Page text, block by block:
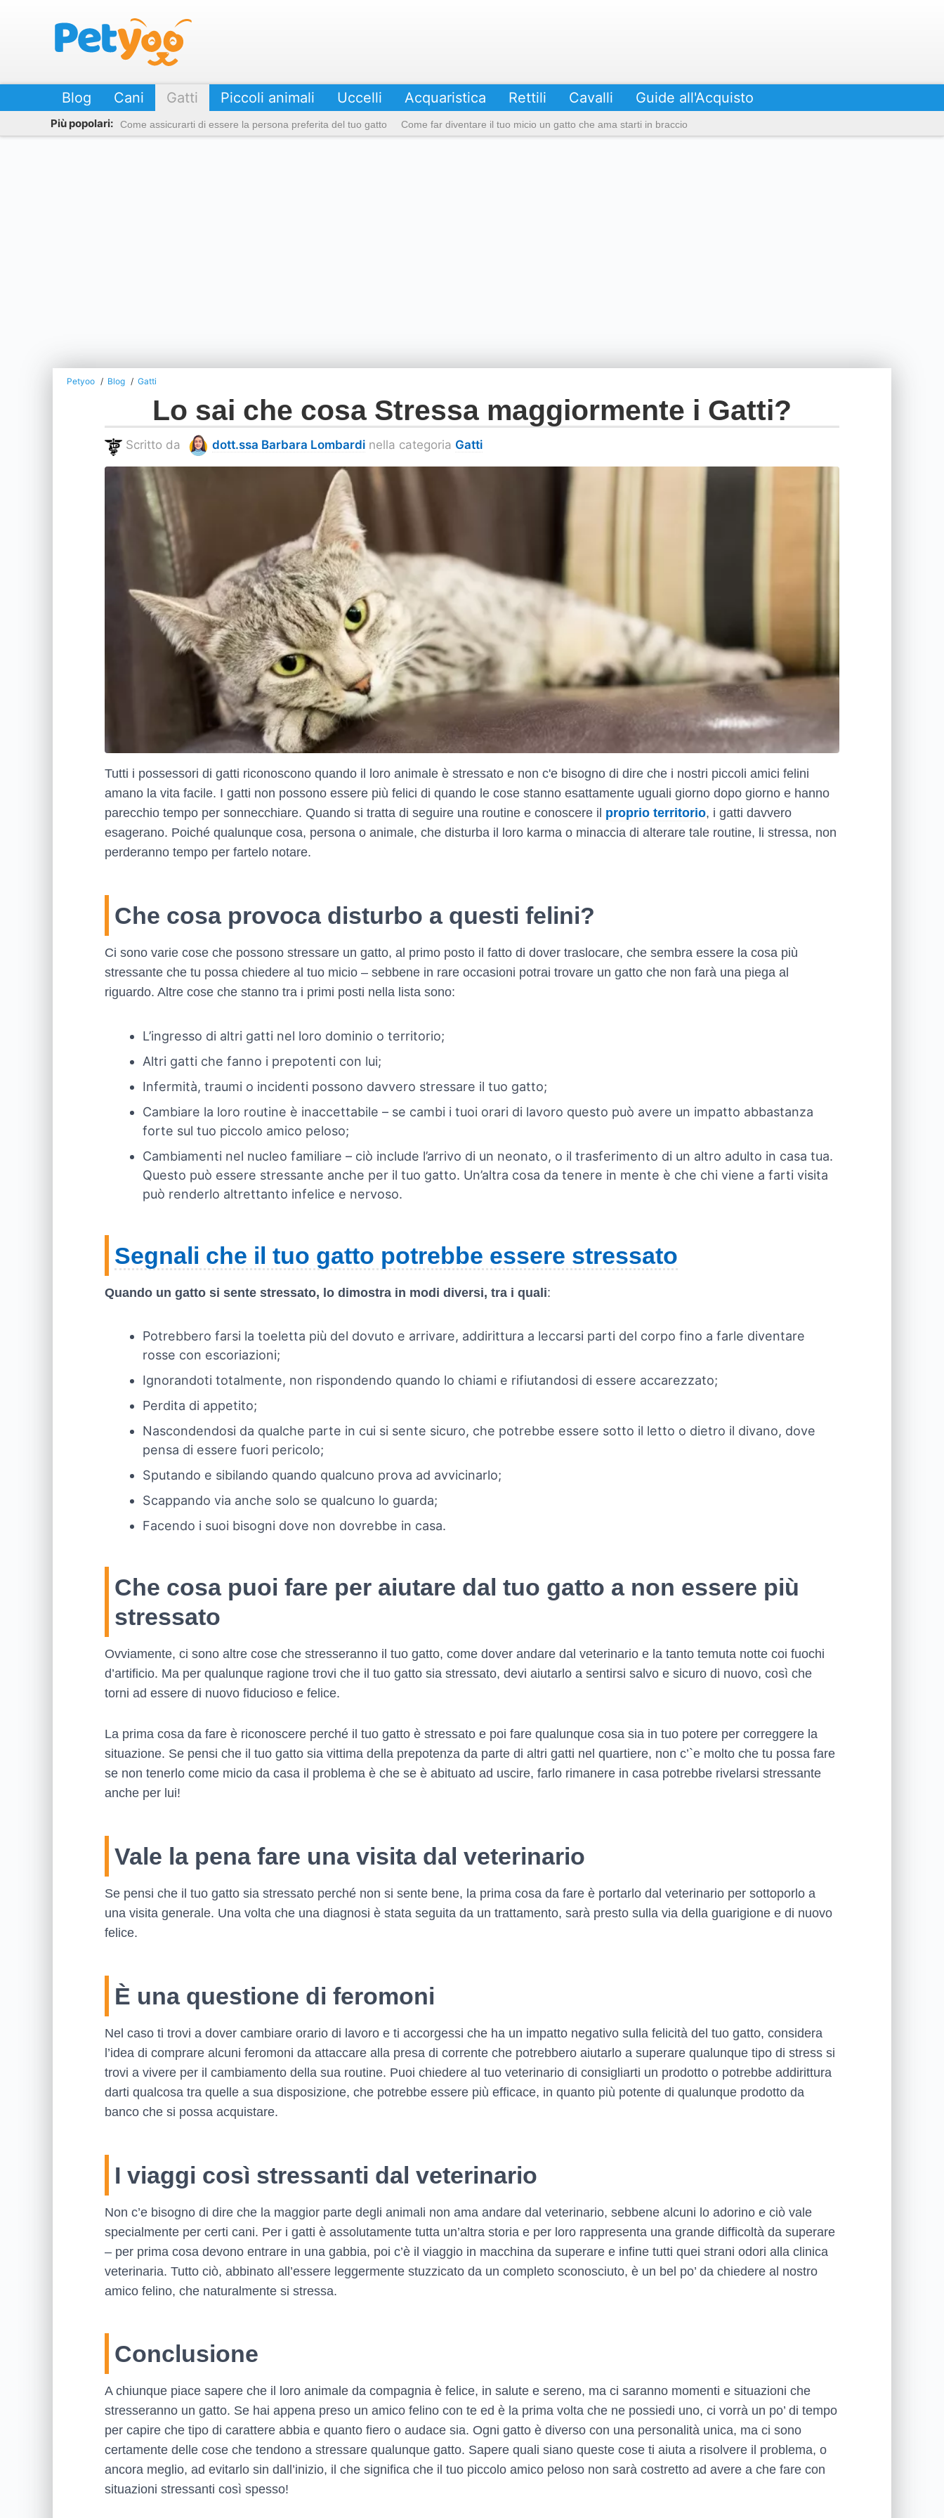
Blog Cani Gatti
Più popolari: Come assicurarti di essere la persona preferita del tuo gatto Come far diventare il tuo micio un gatto che ama starti in braccio
Piccoli animali Uccelli Acquaristica Rettili Cavalli Guide all'Acquisto
Petyoo Blog Gatti
Lo sai che cosa Stressa maggiormente i Gatti?
Scritto da dott.ssa Barbara Lombardi nella categoria Gatti
Tutti i possessori di gatti riconoscono quando il loro animale è stressato e non c'e bisogno di dire che i nostri piccoli amici felini
amano la vita facile. I gatti non possono essere più felici di quando le cose stanno esattamente uguali giorno dopo giorno e hanno
parecchio tempo per sonnecchiare. Quando si tratta di seguire una routine e conoscere il proprio territorio, i gatti davvero
esagerano. Poiché qualunque cosa, persona o animale, che disturba il loro karma o minaccia di alterare tale routine, li stressa, non
perderanno tempo per fartelo notare.
Che cosa provoca disturbo a questi felini?
Ci sono varie cose che possono stressare un gatto, al primo posto il fatto di dover traslocare, che sembra essere la cosa più
stressante che tu possa chiedere al tuo micio – sebbene in rare occasioni potrai trovare un gatto che non farà una piega al
riguardo. Altre cose che stanno tra i primi posti nella lista sono:
L’ingresso di altri gatti nel loro dominio o territorio;
Altri gatti che fanno i prepotenti con lui;
Infermità, traumi o incidenti possono davvero stressare il tuo gatto;
Cambiare la loro routine è inaccettabile – se cambi i tuoi orari di lavoro questo può avere un impatto abbastanza
forte sul tuo piccolo amico peloso;
Cambiamenti nel nucleo familiare – ciò include l’arrivo di un neonato, o il trasferimento di un altro adulto in casa tua.
Questo può essere stressante anche per il tuo gatto. Un’altra cosa da tenere in mente è che chi viene a farti visita
può renderlo altrettanto infelice e nervoso.
Segnali che il tuo gatto potrebbe essere stressato
Quando un gatto si sente stressato, lo dimostra in modi diversi, tra i quali:
Potrebbero farsi la toeletta più del dovuto e arrivare, addirittura a leccarsi parti del corpo fino a farle diventare
rosse con escoriazioni;
Ignorandoti totalmente, non rispondendo quando lo chiami e rifiutandosi di essere accarezzato;
Perdita di appetito;
Nascondendosi da qualche parte in cui si sente sicuro, che potrebbe essere sotto il letto o dietro il divano, dove
pensa di essere fuori pericolo;
Sputando e sibilando quando qualcuno prova ad avvicinarlo;
Scappando via anche solo se qualcuno lo guarda;
Facendo i suoi bisogni dove non dovrebbe in casa.
Che cosa puoi fare per aiutare dal tuo gatto a non essere più
stressato
Ovviamente, ci sono altre cose che stresseranno il tuo gatto, come dover andare dal veterinario e la tanto temuta notte coi fuochi
d’artificio. Ma per qualunque ragione trovi che il tuo gatto sia stressato, devi aiutarlo a sentirsi salvo e sicuro di nuovo, così che
torni ad essere di nuovo fiducioso e felice.
La prima cosa da fare è riconoscere perché il tuo gatto è stressato e poi fare qualunque cosa sia in tuo potere per correggere la
situazione. Se pensi che il tuo gatto sia vittima della prepotenza da parte di altri gatti nel quartiere, non c’`e molto che tu possa fare
se non tenerlo come micio da casa il problema è che se è abituato ad uscire, farlo rimanere in casa potrebbe rivelarsi stressante
anche per lui!
Vale la pena fare una visita dal veterinario
Se pensi che il tuo gatto sia stressato perché non si sente bene, la prima cosa da fare è portarlo dal veterinario per sottoporlo a
una visita generale. Una volta che una diagnosi è stata seguita da un trattamento, sarà presto sulla via della guarigione e di nuovo
felice.
È una questione di feromoni
Nel caso ti trovi a dover cambiare orario di lavoro e ti accorgessi che ha un impatto negativo sulla felicità del tuo gatto, considera
l’idea di comprare alcuni feromoni da attaccare alla presa di corrente che potrebbero aiutarlo a superare qualunque tipo di stress si
trovi a vivere per il cambiamento della sua routine. Puoi chiedere al tuo veterinario di consigliarti un prodotto o potrebbe addirittura
darti qualcosa tra quelle a sua disposizione, che potrebbe essere più efficace, in quanto più potente di qualunque prodotto da
banco che si possa acquistare.
I viaggi così stressanti dal veterinario
Non c’e bisogno di dire che la maggior parte degli animali non ama andare dal veterinario, sebbene alcuni lo adorino e ciò vale
specialmente per certi cani. Per i gatti è assolutamente tutta un’altra storia e per loro rappresenta una grande difficoltà da superare
– per prima cosa devono entrare in una gabbia, poi c’è il viaggio in macchina da superare e infine tutti quei strani odori alla clinica
veterinaria. Tutto ciò, abbinato all’essere leggermente stuzzicato da un completo sconosciuto, è un bel po’ da chiedere al nostro
amico felino, che naturalmente si stressa.
Conclusione
A chiunque piace sapere che il loro animale da compagnia è felice, in salute e sereno, ma ci saranno momenti e situazioni che
stresseranno un gatto. Se hai appena preso un amico felino con te ed è la prima volta che ne possiedi uno, ci vorrà un po’ di tempo
per capire che tipo di carattere abbia e quanto fiero o audace sia. Ogni gatto è diverso con una personalità unica, ma ci sono
certamente delle cose che tendono a stressare qualunque gatto. Sapere quali siano queste cose ti aiuta a risolvere il problema, o
ancora meglio, ad evitarlo sin dall’inizio, il che significa che il tuo piccolo amico peloso non sarà costretto ad avere a che fare con
situazioni stressanti così spesso!